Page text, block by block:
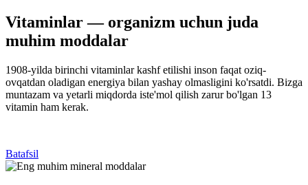
Vitaminlar — organizm uchun juda
muhim moddalar
1908-yilda birinchi vitaminlar kashf etilishi inson faqat oziq-
ovqatdan oladigan energiya bilan yashay olmasligini ko'rsatdi. Bizga
muntazam va yetarli miqdorda iste'mol qilish zarur bo'lgan 13
vitamin ham kerak.
Batafsil